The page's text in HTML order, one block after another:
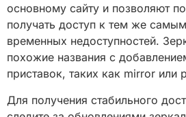
основному сайту и позволяют
получать доступ к тем же
временных недоступностей.
похожие названия с
приставок, таких как mirror или
Для получения стабильного